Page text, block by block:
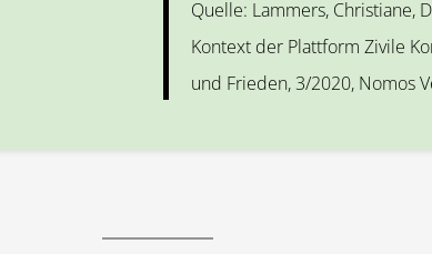
Quelle: Lammers, Christiane,
Kontext der Plattform Zivile
und Frieden, 3/2020, Nomos